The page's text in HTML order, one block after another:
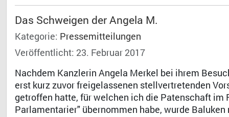
Das Schweigen der Angela M.
Kategorie: Pressemitteilungen
Veröffentlicht: 23. Februar 2017
Nachdem Kanzlerin Angela Merkel bei ihrem
erst kurz zuvor freigelassenen stellvertretenden
getroffen hatte, für welchen ich die Patenschaft
Parlamentarier" übernommen habe, wurde